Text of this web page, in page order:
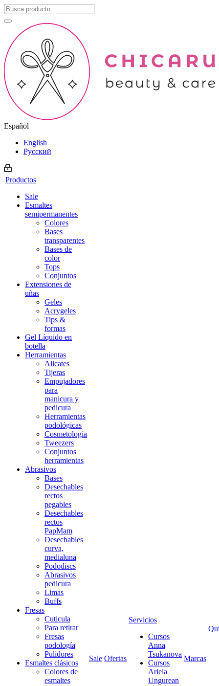
Español
English
Русский
Productos
Sale
Esmaltes
semipermanentes
Colores
Bases
transparentes
Bases de
color
Tops
Conjuntos
Extensiones de
uñas
Geles
Acrygeles
Tips &
formas
Gel Líquido en
botella
Herramientas
Alicates
Tijeras
Empujadores
para
manicura y
pedicura
Herramientas
podológicas
Cosmetología
Tweezers
Conjuntos
herramientas
Abrasivos
Bases
Desechables
rectos
pegables
Desechables
rectos
PapMam
Desechables
curva,
medialuna
Pododiscs
Abrasivos
pedicura
Limas
Buffs
Fresas
Cuticula
Para retirar
Fresas
podología
Pulidores
Esmaltes clásicos
Colores de
esmaltes
Sale Ofertas
Servicios
Cursos
Anna
Tsukanova
Cursos
Ariela
Ungurean
Marcas